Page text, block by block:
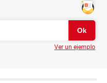
Ver un ejemplo